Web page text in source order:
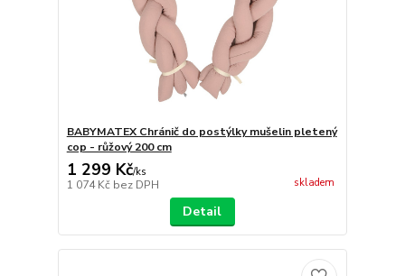
BABYMATEX Chránič do postýlky mušelin pletený
cop - růžový 200 cm
1 299 Kč/ks
1 074 Kč bez DPH skladem
Detail